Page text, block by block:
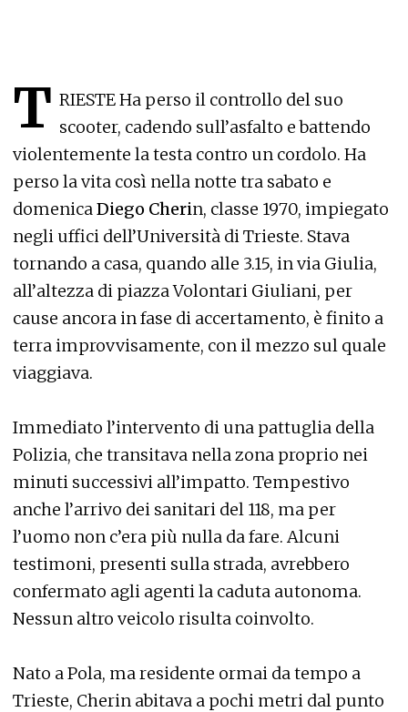
T RIESTE Ha perso il controllo del suo
scooter, cadendo sull’asfalto e battendo
violentemente la testa contro un cordolo. Ha
perso la vita così nella notte tra sabato e
domenicaDiego Cherin, classe 1970, impiegato
negli uffici dell’Università di Trieste. Stava
tornando a casa, quando alle 3.15, in via Giulia,
all’altezza di piazza Volontari Giuliani, per
cause ancora in fase di accertamento, è finito a
terra improvvisamente, con il mezzo sul quale
viaggiava.
Immediato l’intervento di una pattuglia della
Polizia, che transitava nella zona proprio nei
minuti successivi all’impatto. Tempestivo
anche l’arrivo dei sanitari del 118, ma per
l’uomo non c’era più nulla da fare. Alcuni
testimoni, presenti sulla strada, avrebbero
confermato agli agenti la caduta autonoma.
Nessun altro veicolo risulta coinvolto.
Nato a Pola, ma residente ormai da tempo a
Trieste, Cherin abitava a pochi metri dal punto